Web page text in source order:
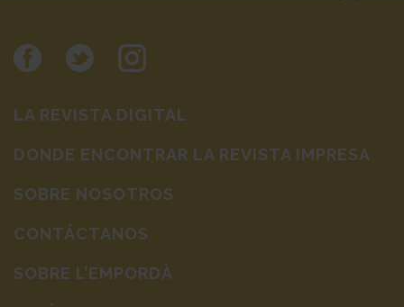
LA REVISTA DIGITAL
DONDE ENCONTRAR LA REVISTA IMPRESA
SOBRE NOSOTROS
CONTÁCTANOS
SOBRE L’EMPORDÀ